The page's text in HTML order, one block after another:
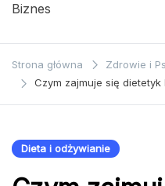
Biznes
Strona główna Zdrowie i
Czym zajmuje się dietetyk
Dieta i odżywianie